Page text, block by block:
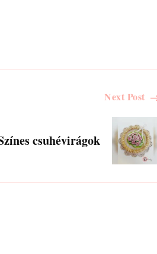
Next Post
csuhévirágok